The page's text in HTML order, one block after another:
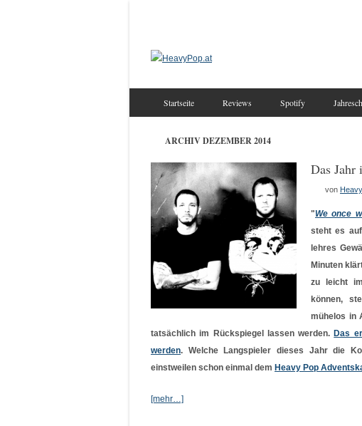
Startseite Reviews Spotify
ARCHIV DEZEMBER 2014
Das Jahr
von
"We once
steht es
lehres
Minuten
zu leicht
können,
mühelos in
tatsächlich im Rückspiegel lassen werden. Das
werden. Welche Langspieler dieses Jahr die
einstweilen schon einmal dem Heavy Pop
[mehr…]